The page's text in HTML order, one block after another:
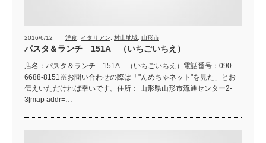
2016/6/12 洋食 イタリアン 村山地域 山形市
パスタ＆ランチ 151A （いちごいちえ）
店名：パスタ＆ランチ 151A （いちごいちえ）電話番号：090-
6688-8151※お問い合わせの際は「"んめちゃネット"を見た」とお
伝えいただければ幸いです。住所： 山形県山形市流通センター2-
3[map addr=…